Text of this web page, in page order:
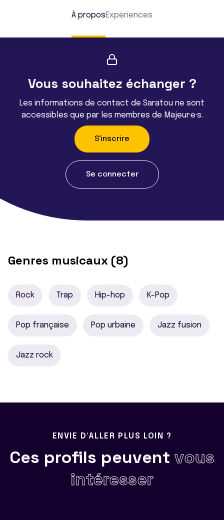
À proposExpériences
Vous souhaitez échanger ?
Les informations de contact de Saratou ne sont
accessibles que par les membres de Majeur·e·s.
S'inscrire
Se connecter
Genres musicaux (8)
Rock Trap Hip-hop K-Pop
Pop française Pop urbaine Jazz fusion
Jazz rock
ENVIE D'ALLER PLUS LOIN ?
Ces profils peuvent vous
intéresser